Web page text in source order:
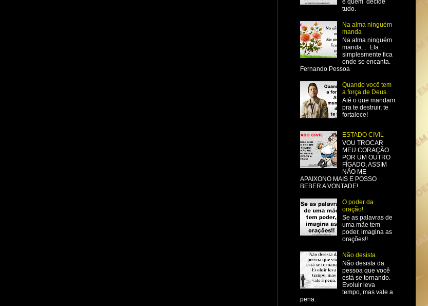
é quem decide
tudo.
Na alma ninguém
manda
Na alma ninguém
manda... Ela
simplesmente fica
onde se encanta.
Fernando Pessoa
Quando você tem
a força de Deus.
Até o que mandam
pra te destruir, te
fortalece!
ESTADO CIVIL
VOU TROCAR
MEU CORAÇÃO
POR UM OUTRO
FÍGADO, ASSIM
NÃO ME
APAIXONO MAIS E POSSO
BEBER A VONTADE!
O poder da
oração!
Se as palavras de
uma mãe tem
poder, imagina as
orações!!
Não desista
Não desista da
pessoa que você
está se tornando.
Evoluir leva
tempo, mas vale a
pena.